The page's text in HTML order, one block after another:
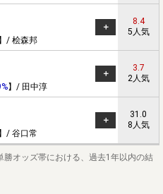
】/ 桧森邦
8.4
5人気
】/ 田中淳
3.7
2人気
】/ 谷口常
31.0
8人気
オッズ帯における、過去1年以内の結